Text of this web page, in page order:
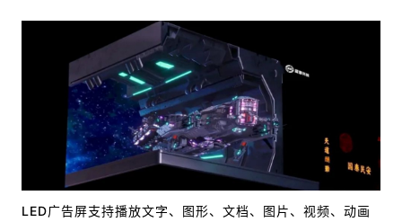
LED广告屏支持播放文字、图形、文档、图片、视频、动画